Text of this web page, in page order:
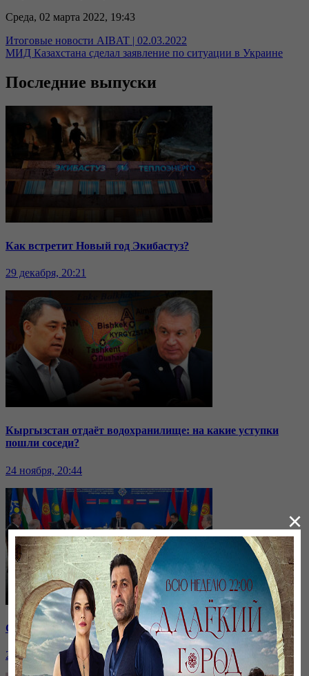
Среда, 02 марта 2022, 19:43
Итоговые новости AIBAT | 02.03.2022
МИД Казахстана сделал заявление по ситуации в Украине
Последние выпуски
Как встретит Новый год Экибастуз?
29 декабря, 20:21
Кыргызстан отдаёт водохранилище: на какие уступки
пошли соседи?
24 ноября, 20:44
Саммит ОДКБ: под вопросом эффективность организации
24 ноября, 20:43
×